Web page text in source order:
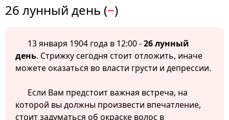
26 лунный день (−)
13 января 1904 года в 12:00 -26 лунный
день. Стрижку сегодня стоит отложить, иначе
можете оказаться во власти грусти и депрессии.
Если Вам предстоит важная встреча, на
которой вы должны произвести впечатление,
стоит задуматься об окраске волос в